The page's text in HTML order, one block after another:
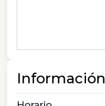
Información